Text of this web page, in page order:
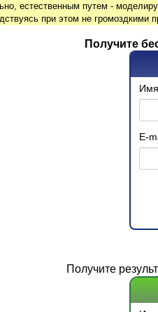
естественным путем -
при этом не
Получите
Имя
E-
Получите